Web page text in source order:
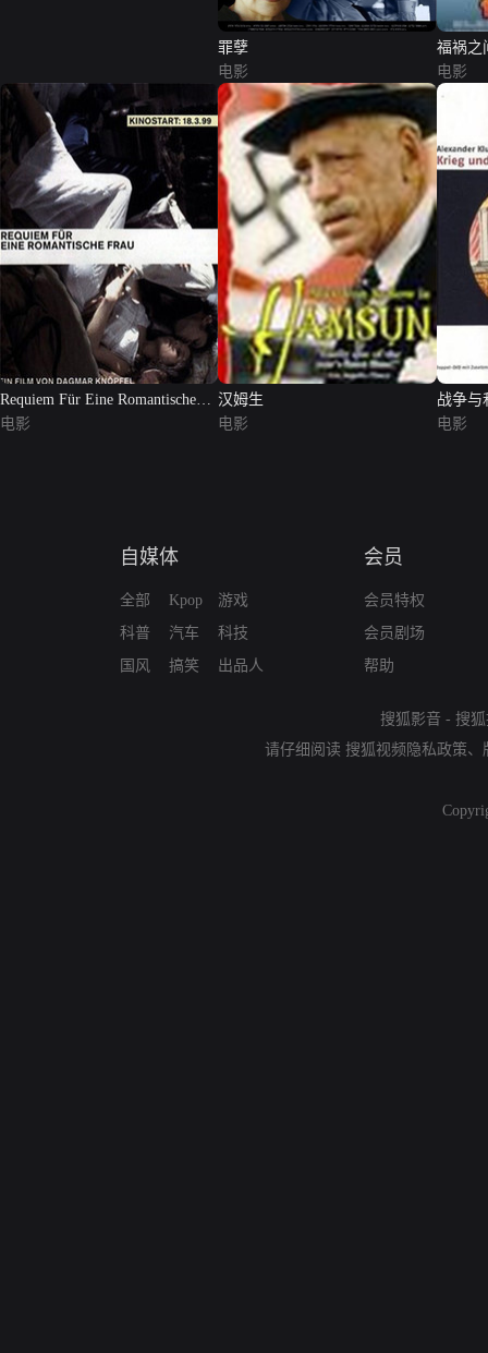
罪孽
电影
福祸之
电影
Requiem Für Eine Romantische
Frau
电影
汉姆生
电影
战争与
电影
自媒体
全部
科普
国风
Kpop
汽车
搞笑
游戏
科技
出品人
会员
会员特权
会员剧场
帮助
搜狐影音 - 搜
请仔细阅读 搜狐视频隐私政策、